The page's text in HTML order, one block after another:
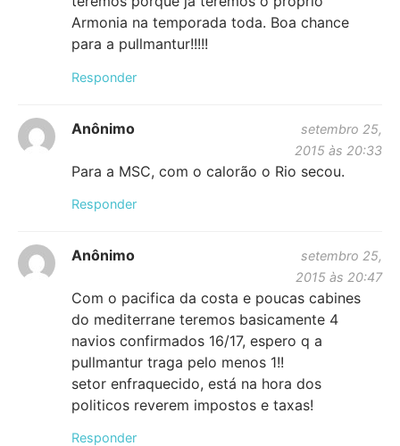
Armonia na temporada toda. Boa chance
para a pullmantur!!!!!
Responder
Anônimo
setembro 25,
2015 às 20:33
Para a MSC, com o calorão o Rio secou.
Responder
Anônimo
setembro 25,
2015 às 20:47
Com o pacifica da costa e poucas cabines
do mediterrane teremos basicamente 4
navios confirmados 16/17, espero q a
pullmantur traga pelo menos 1!!
setor enfraquecido, está na hora dos
politicos reverem impostos e taxas!
Responder